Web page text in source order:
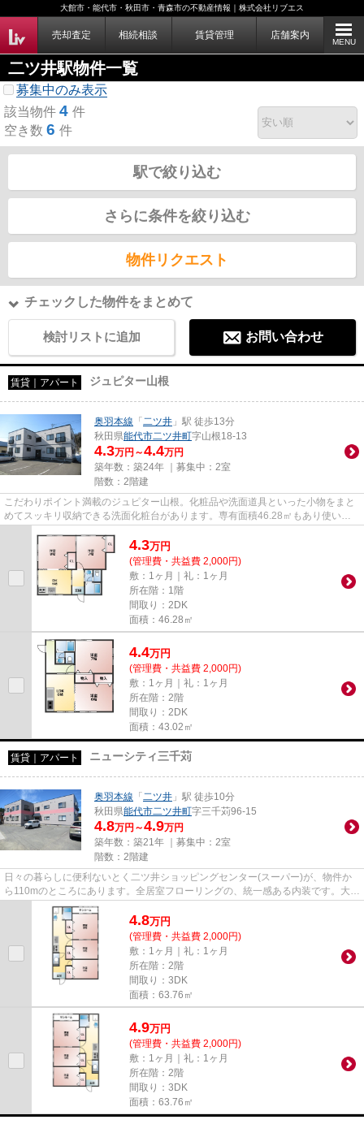
大館市・能代市・秋田市・青森市の不動産情報｜株式会社リブエス
売却査定 相続相談 賃貸管理 店舗案内
MENU
二ツ井駅物件一覧
募集中のみ表示
該当物件 4 件
空き数 6 件
駅で絞り込む
さらに条件を絞り込む
物件リクエスト
チェックした物件をまとめて
検討リストに追加 お問い合わせ
賃貸｜アパート ジュピター山根
奥羽本線 「 二ツ井 」駅 徒歩13分
秋田県能代市二ツ井町字山根18-13
4.3万円～4.4万円
築年数：築24年 ｜募集中： 2室
階数：2階建
こだわりポイント満載のジュピター山根。化粧品や洗面道具といった小物をまと
めてスッキリ収納できる洗面化粧台があります。専有面積46.28㎡もあり使いや
4.3万円
(管理費・共益費 2,000円)
敷：1ヶ月｜礼：1ヶ月
所在階：1階
間取り：2DK
面積：46.28㎡
4.4万円
(管理費・共益費 2,000円)
敷：1ヶ月｜礼：1ヶ月
所在階：2階
間取り：2DK
面積：43.02㎡
賃貸｜アパート ニューシティ三千苅
奥羽本線 「 二ツ井 」駅 徒歩10分
秋田県能代市二ツ井町字三千苅96-15
4.8万円～4.9万円
築年数：築21年 ｜募集中： 2室
階数：2階建
日々の暮らしに便利ないとく二ツ井ショッピングセンター(スーパー)が、物件か
ら110mのところにあります。全居室フローリングの、統一感ある内装です。大き
なおもちゃも置けるお子さん...
4.8万円
(管理費・共益費 2,000円)
敷：1ヶ月｜礼：1ヶ月
所在階：2階
間取り：3DK
面積：63.76㎡
4.9万円
(管理費・共益費 2,000円)
敷：1ヶ月｜礼：1ヶ月
所在階：2階
間取り：3DK
面積：63.76㎡